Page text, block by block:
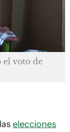
el voto de
elecciones